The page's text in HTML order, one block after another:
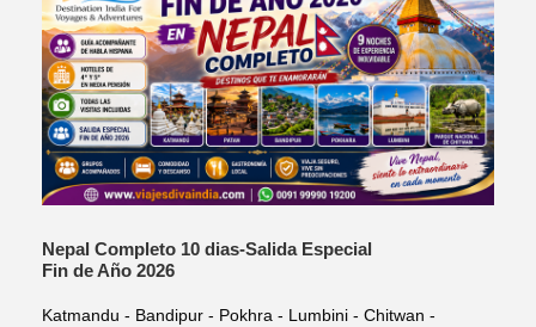
Nepal Completo 10 dias-Salida Especial
Fin de Año 2026
Katmandu - Bandipur - Pokhra - Lumbini - Chitwan -